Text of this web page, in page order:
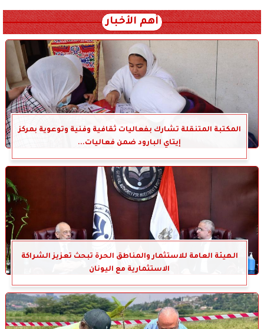
أهم الأخبار
المكتبة المتنقلة تشارك بفعاليات ثقافية وفنية وتوعوية بمركز
إيتاي البارود ضمن فعاليات...
الهيئة العامة للاستثمار والمناطق الحرة تبحث تعزيز الشراكة
الاستثمارية مع اليونان